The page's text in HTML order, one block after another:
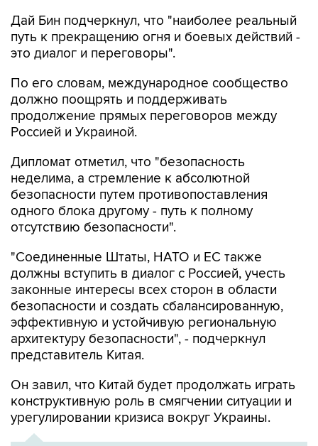
Дай Бин подчеркнул, что "наиболее реальный
путь к прекращению огня и боевых действий -
это диалог и переговоры".
По его словам, международное сообщество
должно поощрять и поддерживать
продолжение прямых переговоров между
Россией и Украиной.
Дипломат отметил, что "безопасность
неделима, а стремление к абсолютной
безопасности путем противопоставления
одного блока другому - путь к полному
отсутствию безопасности".
"Соединенные Штаты, НАТО и ЕС также
должны вступить в диалог с Россией, учесть
законные интересы всех сторон в области
безопасности и создать сбалансированную,
эффективную и устойчивую региональную
архитектуру безопасности", - подчеркнул
представитель Китая.
Он завил, что Китай будет продолжать играть
конструктивную роль в смягчении ситуации и
урегулировании кризиса вокруг Украины.